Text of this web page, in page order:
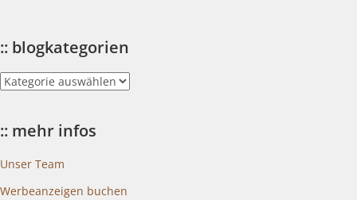
:: blogkategorien
::
blogkategorien
:: mehr infos
Unser Team
Werbeanzeigen buchen